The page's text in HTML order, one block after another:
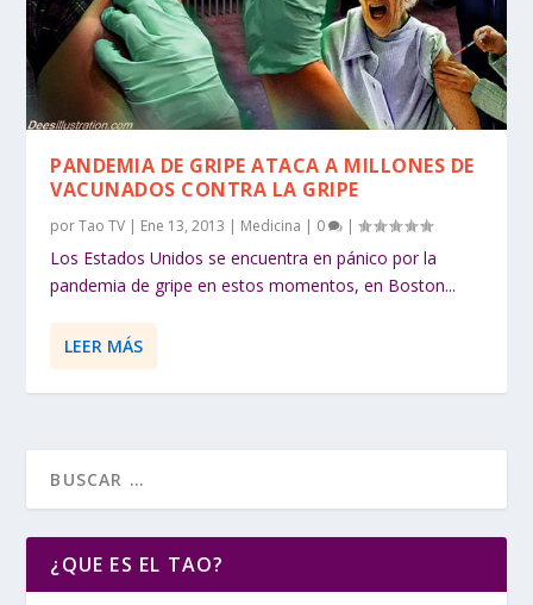
PANDEMIA DE GRIPE ATACA A MILLONES DE
VACUNADOS CONTRA LA GRIPE
porTao TV | Ene 13, 2013 | Medicina | 0 |
Los Estados Unidos se encuentra en pánico por la
pandemia de gripe en estos momentos, en Boston...
LEER MÁS
¿QUE ES EL TAO?